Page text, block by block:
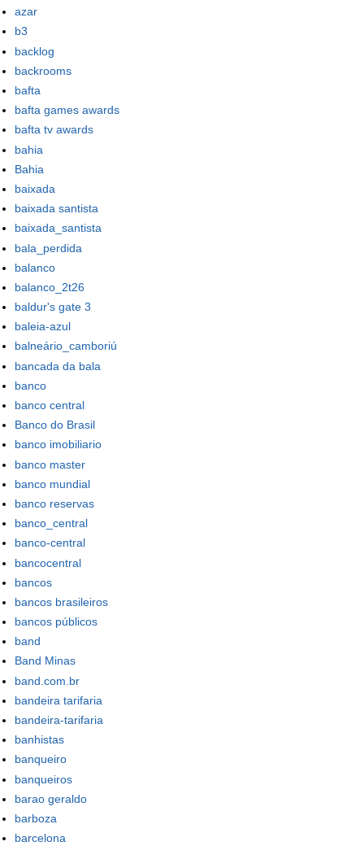
azar
b3
backlog
backrooms
bafta
bafta games awards
bafta tv awards
bahia
Bahia
baixada
baixada santista
baixada_santista
bala_perdida
balanco
balanco_2t26
baldur's gate 3
baleia-azul
balneário_camboriú
bancada da bala
banco
banco central
Banco do Brasil
banco imobiliario
banco master
banco mundial
banco reservas
banco_central
banco-central
bancocentral
bancos
bancos brasileiros
bancos públicos
band
Band Minas
band.com.br
bandeira tarifaria
bandeira-tarifaria
banhistas
banqueiro
banqueiros
barao geraldo
barboza
barcelona